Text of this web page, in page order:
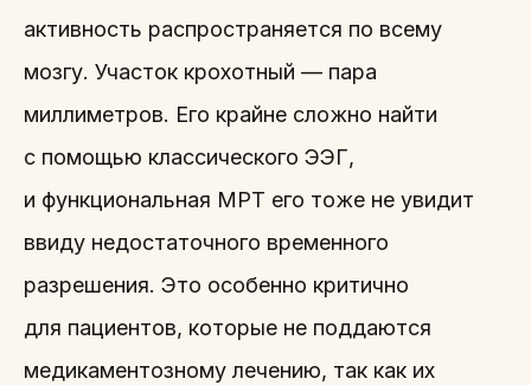
активность распространяется по всему
мозгу. Участок крохотный — пара
миллиметров. Его крайне сложно найти
с помощью классического ЭЭГ,
и функциональная МРТ его тоже не увидит
ввиду недостаточного временного
разрешения. Это особенно критично
для пациентов, которые не поддаются
медикаментозному лечению, так как их